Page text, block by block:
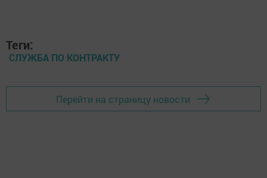
Теги:
СЛУЖБА ПО КОНТРАКТУ
Перейти на страницу новости